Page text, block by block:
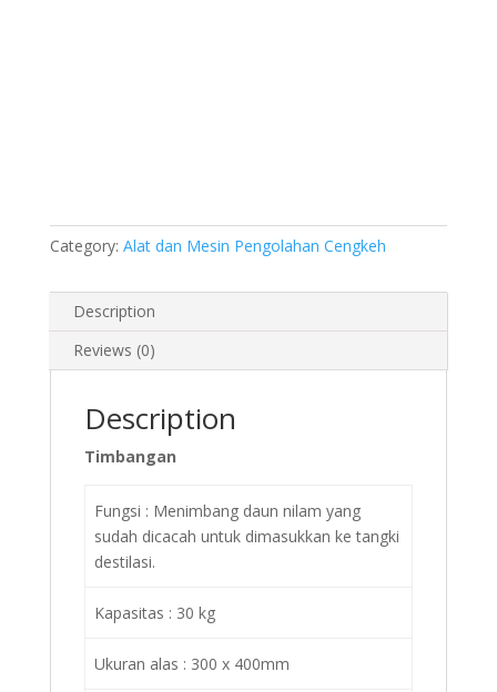
Category: Alat dan Mesin Pengolahan Cengkeh
Description
Reviews (0)
Description
Timbangan
Fungsi : Menimbang daun nilam yang
sudah dicacah untuk dimasukkan ke tangki
destilasi.
Kapasitas : 30 kg
Ukuran alas : 300 x 400mm